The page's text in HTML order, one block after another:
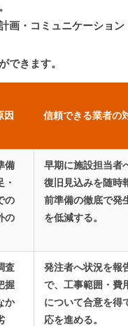
画・コミュニケーション
できます。
因 信頼できる業者の
備
・
の
の
早期に施設担当者
復旧見込みを随時
前準備の徹底で発
を低減する。
査
握
か
発注者へ状況を報
で、工事範囲・費
について合意を得
応を進める。